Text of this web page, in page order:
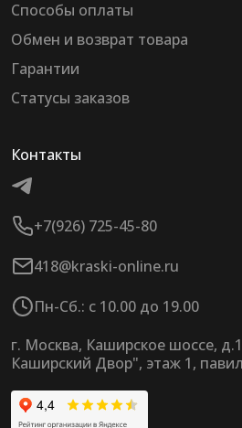
Способы оплаты
Обмен и возврат товара
Гарантии
Статусы заказов
Контакты
+7(926) 725-45-80
418@kraski-online.ru
Пн-Сб.: с 10.00 до 19.00
г. Москва, Каширское шоссе,
Каширский Двор", этаж 1,